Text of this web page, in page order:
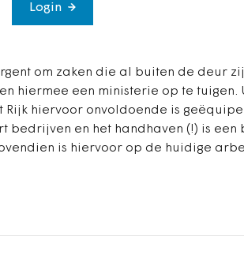
Login
om zaken die al buiten de deur
hiermee een ministerie op te tuigen.
hiervoor onvoldoende is
bedrijven en het handhaven (!) is een
is hiervoor op de huidige